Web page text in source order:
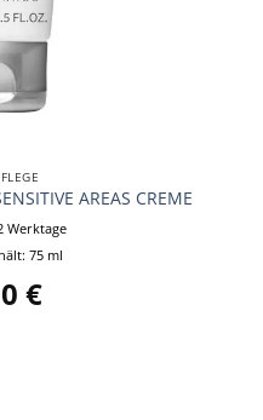
AREAS CREME
Werktage
75 ml
€